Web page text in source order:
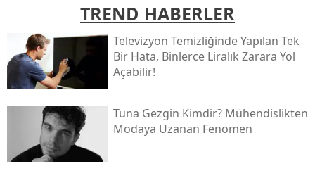
TREND HABERLER
Televizyon Temizliğinde Yapılan Tek
Bir Hata, Binlerce Liralık Zarara Yol
Açabilir!
Tuna Gezgin Kimdir? Mühendislikten
Modaya Uzanan Fenomen